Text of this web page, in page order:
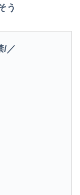
う
/／